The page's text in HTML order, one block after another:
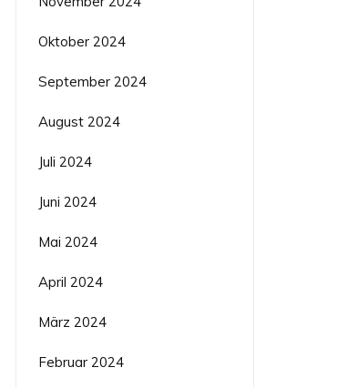
Oktober 2024
September 2024
August 2024
Juli 2024
Juni 2024
Mai 2024
April 2024
März 2024
Februar 2024